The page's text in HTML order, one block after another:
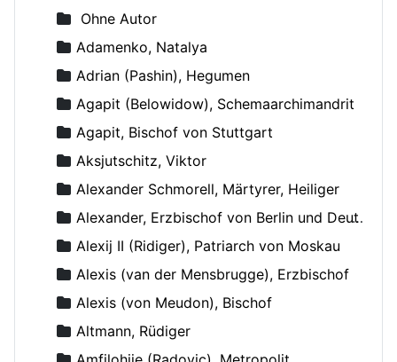
Ohne Autor
Adamenko, Natalya
Adrian (Pashin), Hegumen
Agapit (Belowidow), Schemaarchimandrit
Agapit, Bischof von Stuttgart
Aksjutschitz, Viktor
Alexander Schmorell, Märtyrer, Heiliger
Alexander, Erzbischof von Berlin und Deutschland
Alexij II (Ridiger), Patriarch von Moskau
Alexis (van der Mensbrugge), Erzbischof
Alexis (von Meudon), Bischof
Altmann, Rüdiger